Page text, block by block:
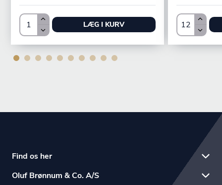
LÆG I KURV
Find os her
Oluf Brønnum & Co. A/S